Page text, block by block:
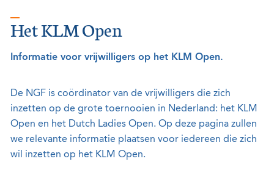
Het KLM Open
Informatie voor vrijwilligers op het KLM Open.
De NGF is coördinator van de vrijwilligers die zich
inzetten op de grote toernooien in Nederland: het KLM
Open en het Dutch Ladies Open. Op deze pagina zullen
we relevante informatie plaatsen voor iedereen die zich
wil inzetten op het KLM Open.